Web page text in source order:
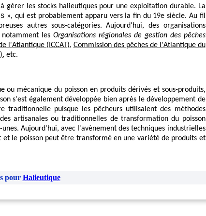
gérer les stocks halieutiques pour une exploitation durable. La
», qui est probablement apparu vers la fin du 19e siècle. Au fil
autres sous-catégories. Aujourd'hui, des organisations
notamment lesOrganisations régionales de gestion des pêches
l'Atlantique (ICCAT), Commission des pêches de l'Atlantique du
, etc.
ou mécanique du poisson en produits dérivés et sous-produits,
s'est également développée bien après le développement de
traditionnelle puisque les pêcheurs utilisaient des méthodes
artisanales ou traditionnelles de transformation du poisson
Aujourd'hui, avec l'avènement des techniques industrielles
le poisson peut être transformé en une variété de produits et
pour Halieutique